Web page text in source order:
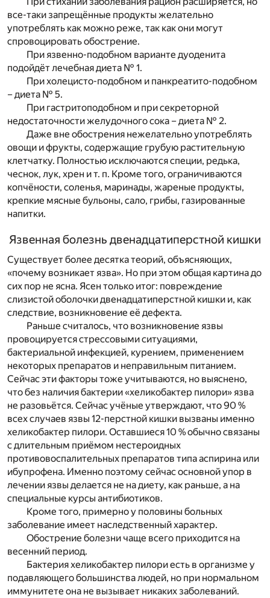
все-таки запрещённые продукты желательно
употреблять как можно реже, так как они могут
спровоцировать обострение.
При язвенно-подобном варианте дуоденита
подойдёт лечебная диета № 1.
При холецисто-подобном и панкреатито-подобном
– диета № 5.
При гастритоподобном и при секреторной
недостаточности желудочного сока – диета № 2.
Даже вне обострения нежелательно употреблять
овощи и фрукты, содержащие грубую растительную
клетчатку. Полностью исключаются специи, редька,
чеснок, лук, хрен и т. п. Кроме того, ограничиваются
копчёности, соленья, маринады, жареные продукты,
крепкие мясные бульоны, сало, грибы, газированные
напитки.
Язвенная болезнь двенадцатиперстной кишки
Существует более десятка теорий, объясняющих,
«почему возникает язва». Но при этом общая картина до
сих пор не ясна. Ясен только итог: повреждение
слизистой оболочки двенадцатиперстной кишки и, как
следствие, возникновение её дефекта.
Раньше считалось, что возникновение язвы
провоцируется стрессовыми ситуациями,
бактериальной инфекцией, курением, применением
некоторых препаратов и неправильным питанием.
Сейчас эти факторы тоже учитываются, но выяснено,
что без наличия бактерии «хеликобактер пилори» язва
не разовьётся. Сейчас учёные утверждают, что 90 %
всех случаев язвы 12-перстной кишки вызваны именно
хеликобактер пилори. Оставшиеся 10 % обычно связаны
с длительным приёмом нестероидных
противовоспалительных препаратов типа аспирина или
ибупрофена. Именно поэтому сейчас основной упор в
лечении язвы делается не на диету, как раньше, а на
специальные курсы антибиотиков.
Кроме того, примерно у половины больных
заболевание имеет наследственный характер.
Обострение болезни чаще всего приходится на
весенний период.
Бактерия хеликобактер пилори есть в организме у
подавляющего большинства людей, но при нормальном
иммунитете она не вызывает никаких заболеваний.